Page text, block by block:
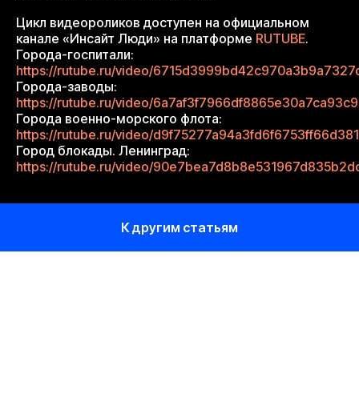
Цикл видеороликов доступен на официальном
канале «Инсайт Люди» на платформе RUTUBE.
Города-госпитали:
https://rutube.ru/video/
Города-заводы:
https://rutube.ru/video/
Города военно-морского флота:
https://rutube.ru/video/
Город блокады. Ленинград:
https://rutube.ru/video/
К другим статьям